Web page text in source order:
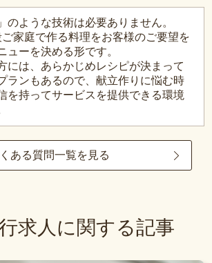
のような技術は必要ありません。
家庭で作る料理をお客様のご要望を
ューを決める形です。
には、あらかじめレシピが決まって
ランもあるので、献立作りに悩む時
を持ってサービスを提供できる環境
ある質問一覧を見る
求人に関する記事